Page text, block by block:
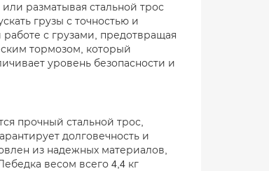
разматывая стальной трос
грузы с точностью и
с грузами, предотвращая
тормозом, который
уровень безопасности и
прочный стальной трос,
долговечность и
из надежных материалов,
весом всего 4,4 кг